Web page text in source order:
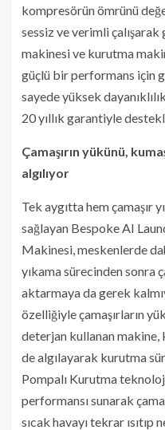
kompresörün ömrünü
sessiz ve verimli çalışarak
makinesi ve kurutma
güçlü bir performans için
sayede yüksek
20 yıllık garantiyle
Çamaşırın yükünü,
algılıyor
Tek aygıtta hem çamaşır
sağlayan Bespoke AI
Makinesi, meskenlerde
yıkama sürecinden sonra
aktarmaya da gerek
özelliğiyle çamaşırların
deterjan kullanan
de algılayarak kurutma
Pompalı Kurutma
performansı sunarak
sıcak havayı tekrar